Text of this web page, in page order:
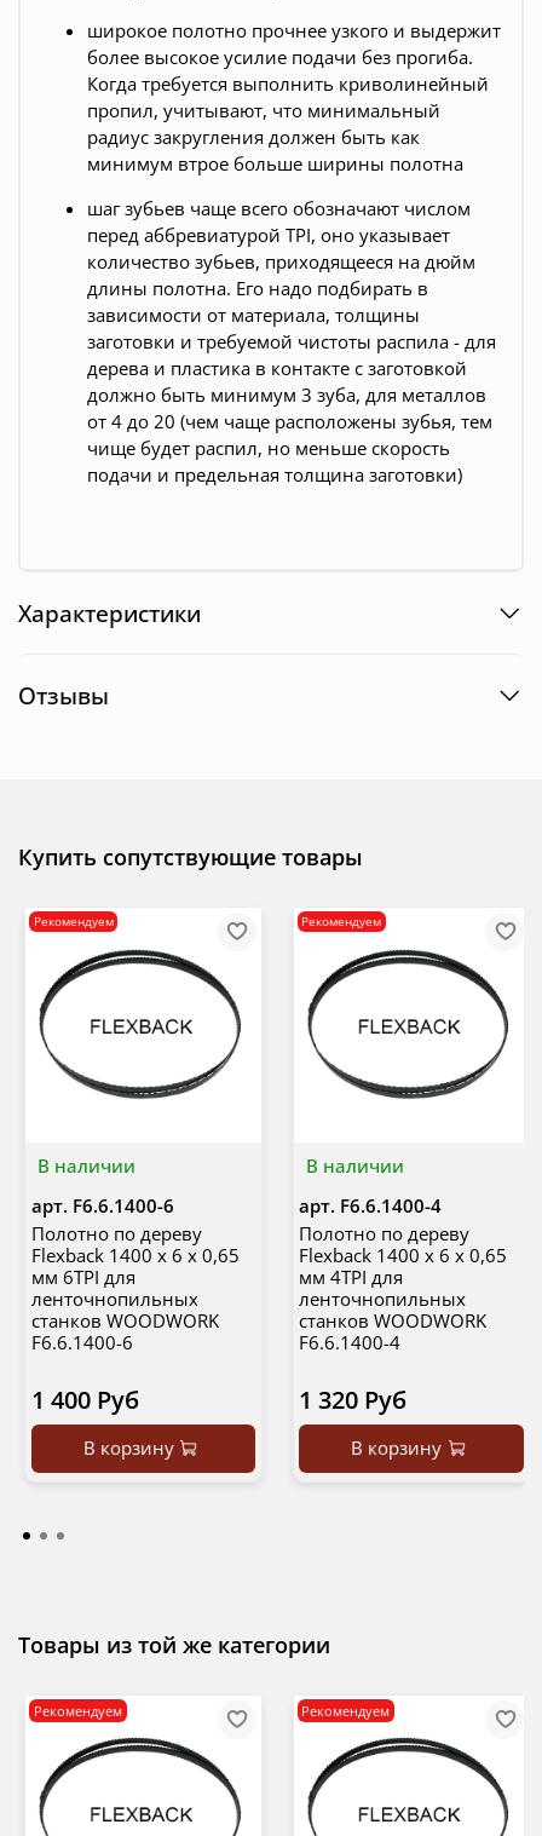
широкое полотно прочнее узкого и выдержит
более высокое усилие подачи без прогиба.
Когда требуется выполнить криволинейный
пропил, учитывают, что минимальный
радиус закругления должен быть как
минимум втрое больше ширины полотна
шаг зубьев чаще всего обозначают числом
перед аббревиатурой TPI, оно указывает
количество зубьев, приходящееся на дюйм
длины полотна. Его надо подбирать в
зависимости от материала, толщины
заготовки и требуемой чистоты распила - для
дерева и пластика в контакте с заготовкой
должно быть минимум 3 зуба, для металлов
от 4 до 20 (чем чаще расположены зубья, тем
чище будет распил, но меньше скорость
подачи и предельная толщина заготовки)
Характеристики
Отзывы
Купить сопутствующие товары
В наличии
Рекомендуем
арт. F6.6.1400-6
Полотно по дереву
Flexback 1400 х 6 х 0,65
мм 6TPI для
ленточнопильных
станков WOODWORK
F6.6.1400-6
1 400 Руб
В корзину
В наличии
Рекомендуем
арт. F6.6.1400-4
Полотно по дереву
Flexback 1400 х 6 х 0,65
мм 4TPI для
ленточнопильных
станков WOODWORK
F6.6.1400-4
1 320 Руб
В корзину
Товары из той же категории
Рекомендуем Рекомендуем